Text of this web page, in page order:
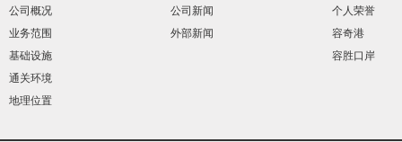
公司概况
业务范围
基础设施
通关环境
地理位置
公司新闻
外部新闻
个人荣誉
容奇港
容胜口岸